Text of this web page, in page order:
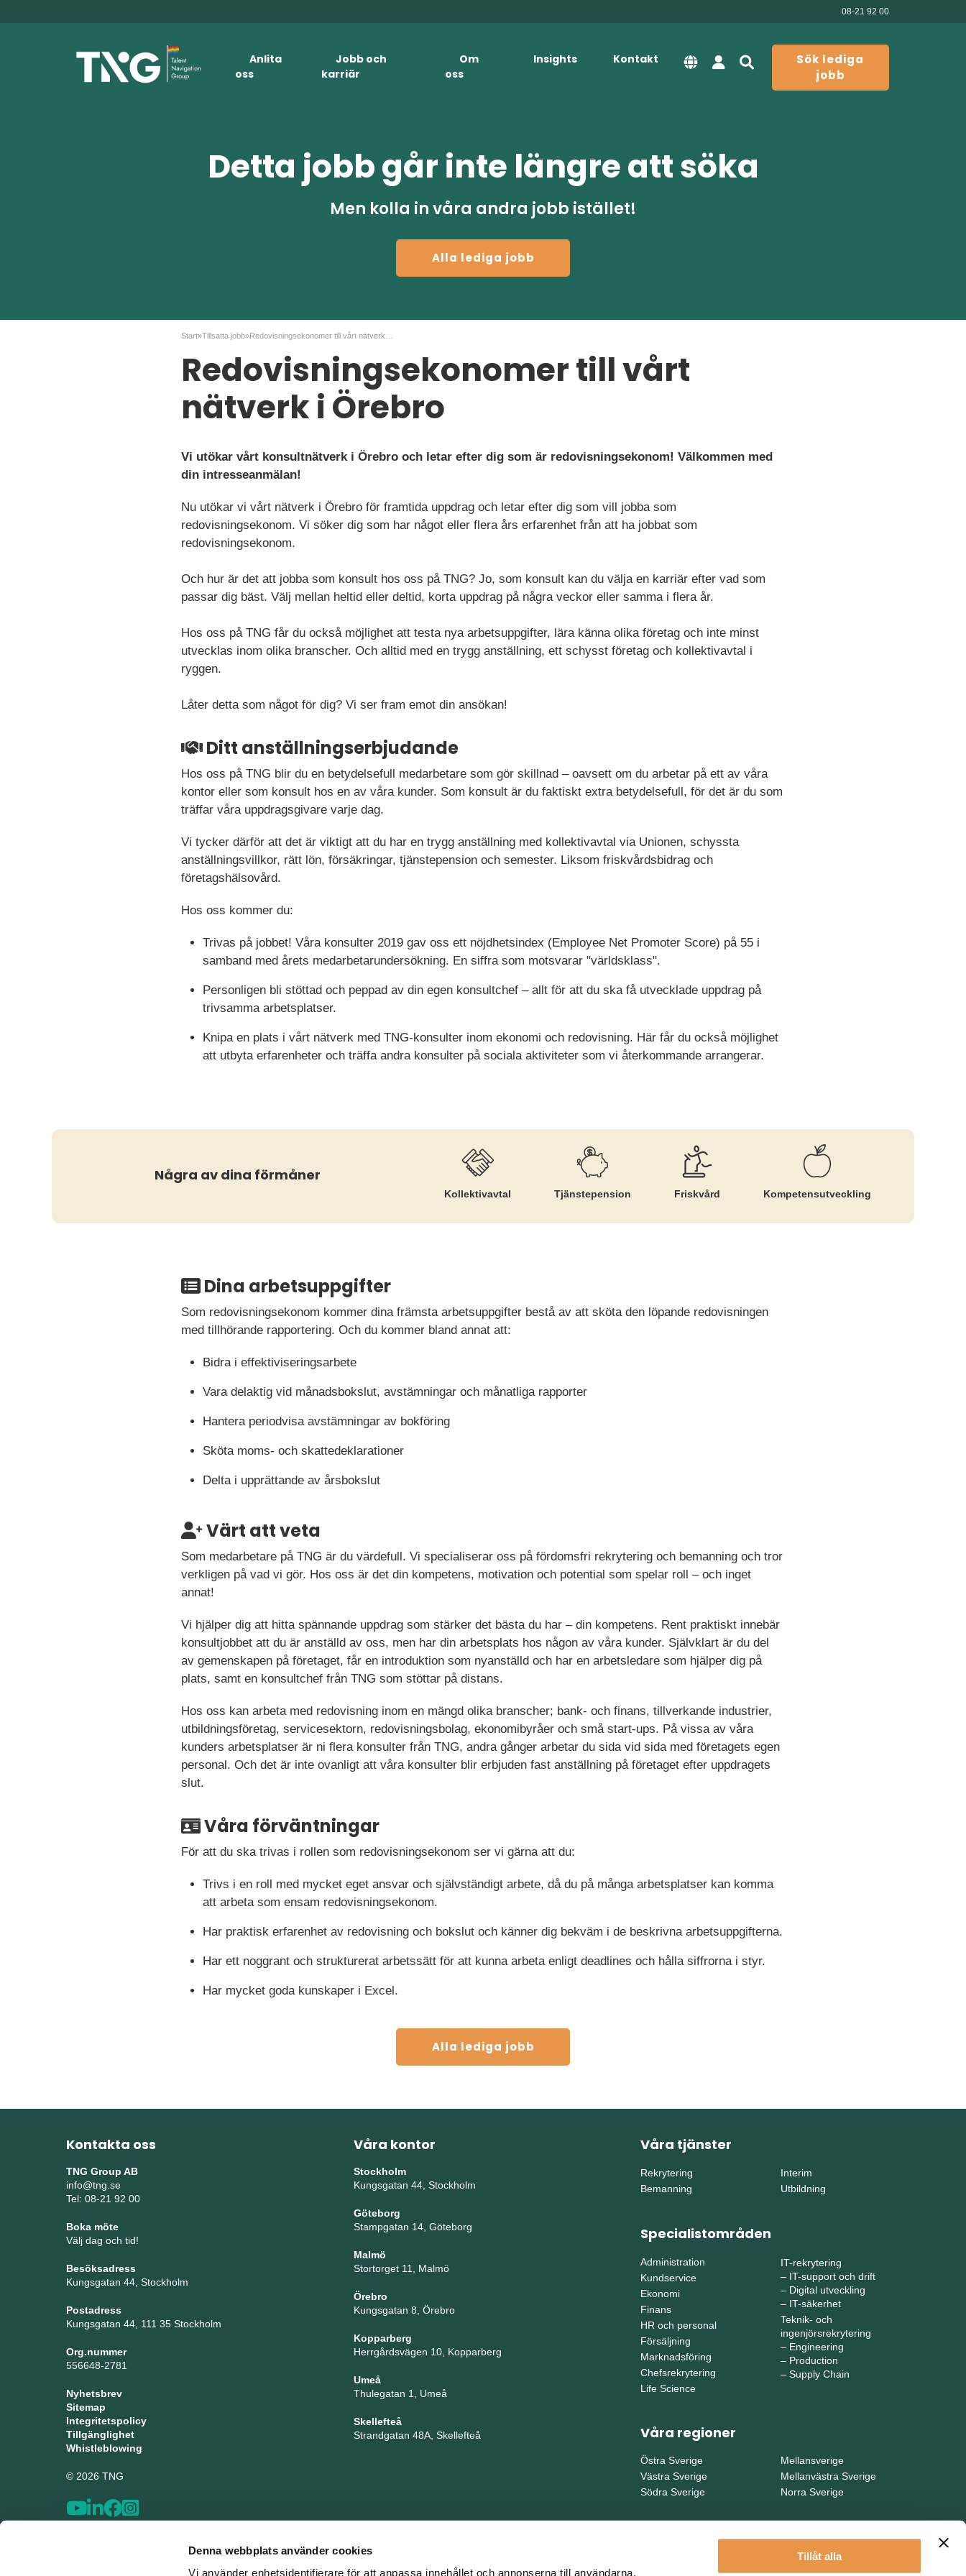
Denna webbplats använder cookies
Vi använder enhetsidentifierare för att anpassa innehållet och annonserna till användarna,
Tillåt alla
08-21 92 00
Anlita
oss
Jobb och
karriär
Om
oss
Insights Kontakt
Sök lediga
jobb
Detta jobb går inte längre att söka
Men kolla in våra andra jobb istället!
Alla lediga jobb
Start»Tillsatta jobb»
Redovisningsekonomer till vårt
nätverk i Örebro
Vi utökar vårt konsultnätverk i Örebro och letar efter dig som är redovisningsekonom! Välkommen med
din intresseanmälan!
Nu utökar vi vårt nätverk i Örebro för framtida uppdrag och letar efter dig som vill jobba som
redovisningsekonom. Vi söker dig som har något eller flera års erfarenhet från att ha jobbat som
redovisningsekonom.
Och hur är det att jobba som konsult hos oss på TNG? Jo, som konsult kan du välja en karriär efter vad som
passar dig bäst. Välj mellan heltid eller deltid, korta uppdrag på några veckor eller samma i flera år.
Hos oss på TNG får du också möjlighet att testa nya arbetsuppgifter, lära känna olika företag och inte minst
utvecklas inom olika branscher. Och alltid med en trygg anställning, ett schysst företag och kollektivavtal i
ryggen.
Låter detta som något för dig? Vi ser fram emot din ansökan!
Ditt anställningserbjudande
Hos oss på TNG blir du en betydelsefull medarbetare som gör skillnad – oavsett om du arbetar på ett av våra
kontor eller som konsult hos en av våra kunder. Som konsult är du faktiskt extra betydelsefull, för det är du som
träffar våra uppdragsgivare varje dag.
Vi tycker därför att det är viktigt att du har en trygg anställning med kollektivavtal via Unionen, schyssta
anställningsvillkor, rätt lön, försäkringar, tjänstepension och semester. Liksom friskvårdsbidrag och
företagshälsovård.
Hos oss kommer du:
Trivas på jobbet! Våra konsulter 2019 gav oss ett nöjdhetsindex (Employee Net Promoter Score) på 55 i
samband med årets medarbetarundersökning. En siffra som motsvarar "världsklass".
Personligen bli stöttad och peppad av din egen konsultchef – allt för att du ska få utvecklade uppdrag på
trivsamma arbetsplatser.
Knipa en plats i vårt nätverk med TNG-konsulter inom ekonomi och redovisning. Här får du också möjlighet
att utbyta erfarenheter och träffa andra konsulter på sociala aktiviteter som vi återkommande arrangerar.
Några av dina förmåner
Kollektiv­avtal Tjänste­pension Friskvård Kompetens­utveckling
Dina arbetsuppgifter
Som redovisningsekonom kommer dina främsta arbetsuppgifter bestå av att sköta den löpande redovisningen
med tillhörande rapportering. Och du kommer bland annat att:
Bidra i effektiviseringsarbete
Vara delaktig vid månadsbokslut, avstämningar och månatliga rapporter
Hantera periodvisa avstämningar av bokföring
Sköta moms- och skattedeklarationer
Delta i upprättande av årsbokslut
Värt att veta
Som medarbetare på TNG är du värdefull. Vi specialiserar oss på fördomsfri rekrytering och bemanning och tror
verkligen på vad vi gör. Hos oss är det din kompetens, motivation och potential som spelar roll – och inget
annat!
Vi hjälper dig att hitta spännande uppdrag som stärker det bästa du har – din kompetens. Rent praktiskt innebär
konsultjobbet att du är anställd av oss, men har din arbetsplats hos någon av våra kunder. Självklart är du del
av gemenskapen på företaget, får en introduktion som nyanställd och har en arbetsledare som hjälper dig på
plats, samt en konsultchef från TNG som stöttar på distans.
Hos oss kan arbeta med redovisning inom en mängd olika branscher; bank- och finans, tillverkande industrier,
utbildningsföretag, servicesektorn, redovisningsbolag, ekonomibyråer och små start-ups. På vissa av våra
kunders arbetsplatser är ni flera konsulter från TNG, andra gånger arbetar du sida vid sida med företagets egen
personal. Och det är inte ovanligt att våra konsulter blir erbjuden fast anställning på företaget efter uppdragets
slut.
Våra förväntningar
För att du ska trivas i rollen som redovisningsekonom ser vi gärna att du:
Trivs i en roll med mycket eget ansvar och självständigt arbete, då du på många arbetsplatser kan komma
att arbeta som ensam redovisningsekonom.
Har praktisk erfarenhet av redovisning och bokslut och känner dig bekväm i de beskrivna arbetsuppgifterna.
Har ett noggrant och strukturerat arbetssätt för att kunna arbeta enligt deadlines och hålla siffrorna i styr.
Har mycket goda kunskaper i Excel.
Alla lediga jobb
Kontakta oss
TNG Group AB
info@tng.se
Tel: 08-21 92 00
Boka möte
Välj dag och tid!
Besöksadress
Kungsgatan 44, Stockholm
Postadress
Kungsgatan 44, 111 35 Stockholm
Org.nummer
556648-2781
Nyhetsbrev
Sitemap
Integritetspolicy
Tillgänglighet
Whistleblowing
© 2026 TNG
Våra kontor
Stockholm
Kungsgatan 44, Stockholm
Göteborg
Stampgatan 14, Göteborg
Malmö
Stortorget 11, Malmö
Örebro
Kungsgatan 8, Örebro
Kopparberg
Herrgårdsvägen 10, Kopparberg
Umeå
Thulegatan 1, Umeå
Skellefteå
Strandgatan 48A, Skellefteå
Våra tjänster
Rekrytering
Bemanning
Interim
Utbildning
Specialistområden
Administration
Kundservice
Ekonomi
Finans
HR och personal
Försäljning
Marknadsföring
Chefsrekrytering
Life Science
IT-rekrytering
– IT-support och drift
– Digital utveckling
– IT-säkerhet
Teknik- och
ingenjörsrekrytering
– Engineering
– Production
– Supply Chain
Våra regioner
Östra Sverige
Västra Sverige
Södra Sverige
Mellansverige
Mellanvästra Sverige
Norra Sverige